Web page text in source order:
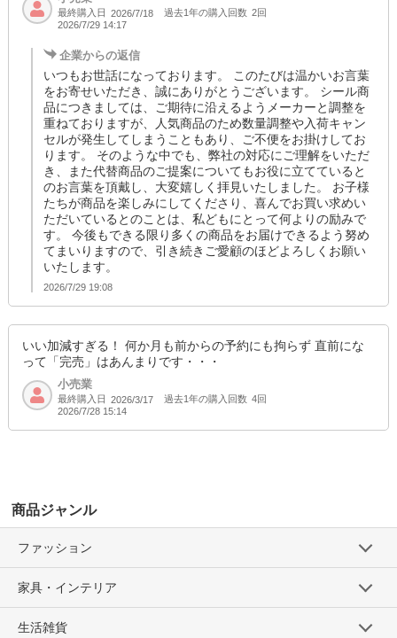
最終購入日 2026/7/18 過去1年の購入回数 2回
2026/7/29 14:17
企業からの返信
いつもお世話になっております。 このたびは温かいお言葉
をお寄せいただき、誠にありがとうございます。 シール商
品につきましては、ご期待に沿えるようメーカーと調整を
重ねておりますが、人気商品のため数量調整や入荷キャン
セルが発生してしまうこともあり、ご不便をお掛けしてお
ります。 そのような中でも、弊社の対応にご理解をいただ
き、また代替商品のご提案についてもお役に立てていると
のお言葉を頂戴し、大変嬉しく拝見いたしました。 お子様
たちが商品を楽しみにしてくださり、喜んでお買い求めい
ただいているとのことは、私どもにとって何よりの励みで
す。 今後もできる限り多くの商品をお届けできるよう努め
てまいりますので、引き続きご愛顧のほどよろしくお願い
いたします。
2026/7/29 19:08
いい加減すぎる！ 何か月も前からの予約にも拘らず 直前にな
って「完売」はあんまりです・・・
小売業
最終購入日 2026/3/17 過去1年の購入回数 4回
2026/7/28 15:14
商品ジャンル
ファッション
家具・インテリア
生活雑貨